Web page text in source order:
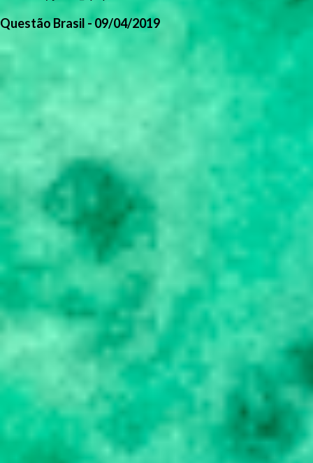
Questão Brasil - 09/04/2019